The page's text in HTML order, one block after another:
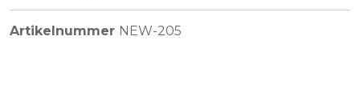
Artikelnummer NEW-205